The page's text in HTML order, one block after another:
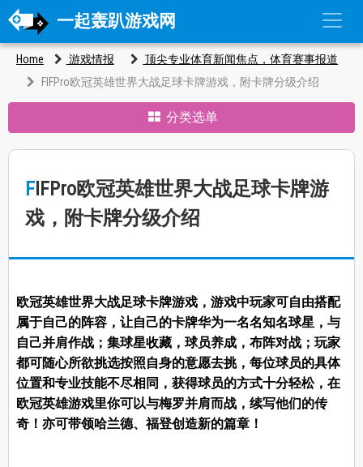
一起轰趴游戏网
Home 游戏情报
顶尖专业体育新闻焦点，体育赛事报道
FIFPro欧冠英雄世界大战足球卡牌游戏，附卡牌分级介绍
分类选单
FIFPro欧冠英雄世界大战足球卡牌游
戏，附卡牌分级介绍
欧冠英雄世界大战足球卡牌游戏，游戏中玩家可自由搭配
属于自己的阵容，让自己的卡牌华为一名名知名球星，与
自己并肩作战；集球星收藏，球员养成，布阵对战；玩家
都可随心所欲挑选按照自身的意愿去挑，每位球员的具体
位置和专业技能不尽相同，获得球员的方式十分轻松，在
欧冠英雄游戏里你可以与梅罗并肩而战，续写他们的传
奇！亦可带领哈兰德、福登创造新的篇章！